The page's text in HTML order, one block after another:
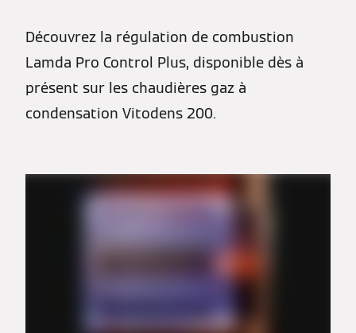
Découvrez la régulation de combustion
Lamda Pro Control Plus, disponible dès à
présent sur les chaudières gaz à
condensation Vitodens 200.